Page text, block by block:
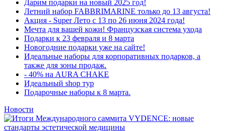
Дарим подарки на новый 2025 год!
Летний набор FABBRIMARINE только до 13 августа!
Акция - Super Лето с 13 по 26 июня 2024 года!
Мечта для вашей кожи! Французская система ухода
Подарки к 23 февраля и 8 марта
Новогодние подарки уже на сайте!
Идеальные наборы для корпоративных подарков, а
также для зоны продаж.
- 40% на AURA CHAKE
Идеальный shop тур
Подарочные наборы к 8 марта.
Новости